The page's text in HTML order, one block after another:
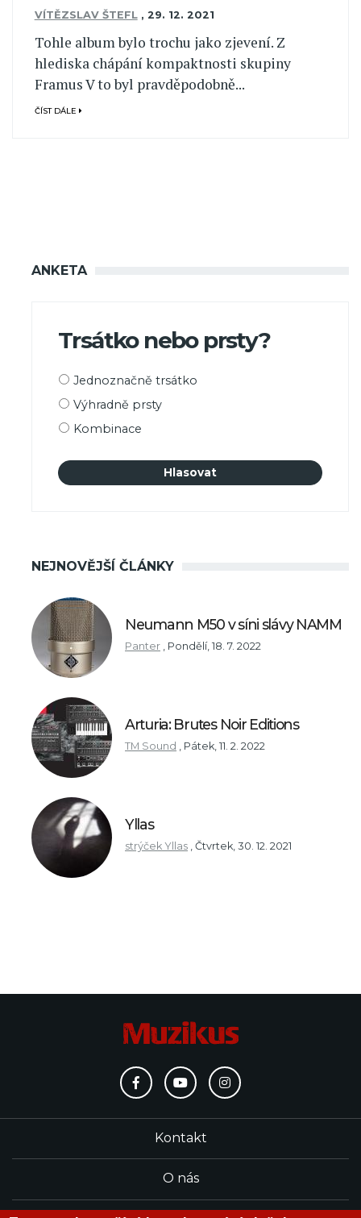
VÍTĚZSLAV ŠTEFL , 29. 12. 2021
Tohle album bylo trochu jako zjevení. Z
hlediska chápání kompaktnosti skupiny
Framus V to byl pravděpodobně...
ČÍST DÁLE
ANKETA
Trsátko nebo prsty?
Možnosti
Jednoznačně trsátko
Výhradně prsty
Kombinace
NEJNOVĚJŠÍ ČLÁNKY
Neumann M50 v síni slávy NAMM
Panter , Pondělí, 18. 7. 2022
Arturia: Brutes Noir Editions
TM Sound , Pátek, 11. 2. 2022
Yllas
strýček Yllas , Čtvrtek, 30. 12. 2021
Kontakt
O nás